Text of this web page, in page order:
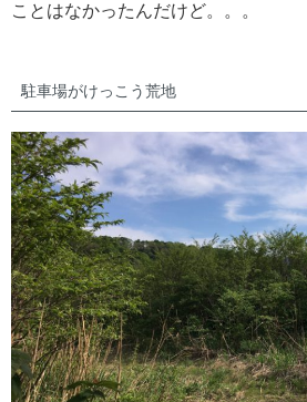
ことはなかったんだけど。。。
駐車場がけっこう荒地